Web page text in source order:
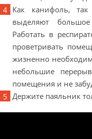
Как канифоль,
выделяют
Работать в
проветривать
жизненно
небольшие
помещения и не
Держите паяльник